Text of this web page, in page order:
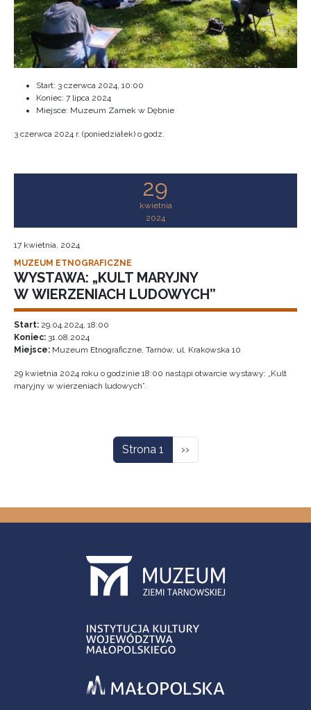
Start: 3 czerwca 2024, 10:00
Koniec: 7 lipca 2024
Miejsce: Muzeum Zamek w Dębnie
3 czerwca 2024 r. (poniedziałek) o godz.
29
kwietnia
2024
17 kwietnia, 2024
MUZEUM ETNOGRAFICZNE
WYSTAWA: „KULT MARYJNY
W WIERZENIACH LUDOWYCH”
Start: 29.04.2024, 18:00
Koniec: 31.08.2024
Miejsce: Muzeum Etnograficzne, Tarnów, ul. Krakowska 10
29 kwietnia 2024 roku o godzinie 18:00 nastąpi otwarcie wystawy: „Kult
maryjny w wierzeniach ludowych”.
Strona 1 Następna strona
››